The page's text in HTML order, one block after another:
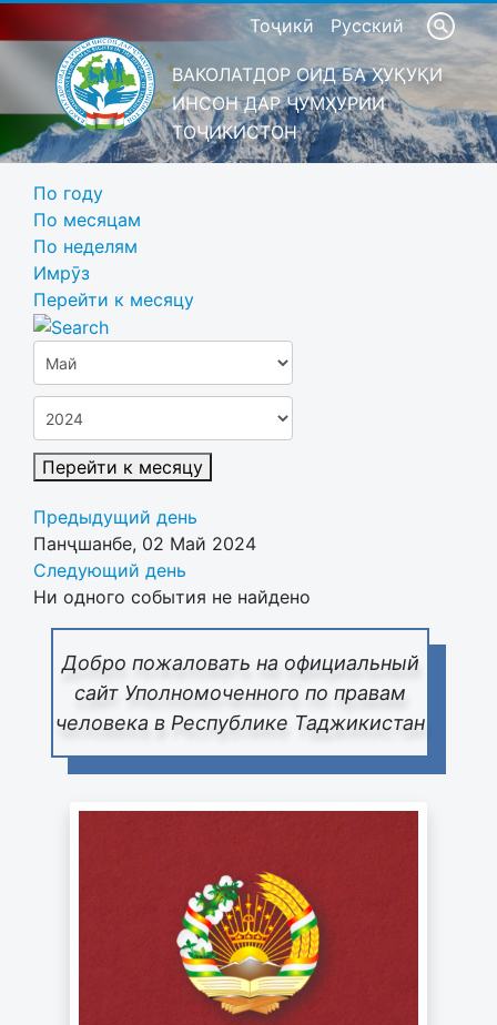
Тоҷикӣ Русский
ВАКОЛАТДОР ОИД БА ҲУҚУҚИ
ИНСОН ДАР ҶУМҲУРИИ
ТОҶИКИСТОН
Добро пожаловать на официальный
сайт Уполномоченного по правам
человека в Республике Таджикистан
По году
По месяцам
По неделям
Имрӯз
Перейти к месяцу
Перейти к месяцу
Предыдущий день
Панҷшанбе, 02 Май 2024
Следующий день
Ни одного события не найдено